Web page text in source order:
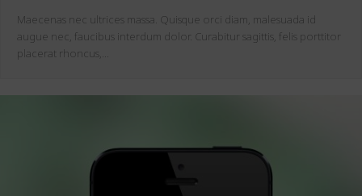
Maecenas nec ultrices massa. Quisque orci diam, malesuada id
augue nec, faucibus interdum dolor. Curabitur sagittis, felis porttitor
placerat rhoncus,…